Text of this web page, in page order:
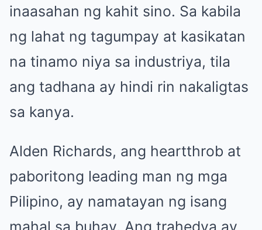
inaasahan ng kahit sino. Sa kabila
ng lahat ng tagumpay at kasikatan
na tinamo niya sa industriya, tila
ang tadhana ay hindi rin nakaligtas
sa kanya.
Alden Richards, ang heartthrob at
paboritong leading man ng mga
Pilipino, ay namatayan ng isang
mahal sa buhay. Ang trahedya ay